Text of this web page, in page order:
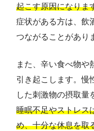
起こす原因になりま
症状がある方は、飲
つながることがあり
また、辛い食べ物や
引き起こします。慢
した刺激物の摂取量
睡眠不足やストレス
め、十分な休息を取